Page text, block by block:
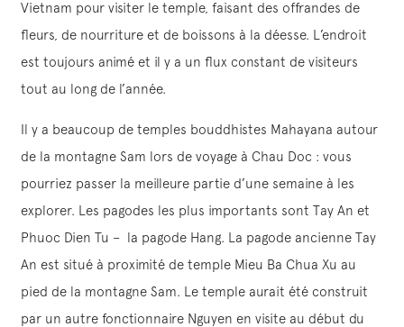
Vietnam pour visiter le temple, faisant des offrandes de
fleurs, de nourriture et de boissons à la déesse. L’endroit
est toujours animé et il y a un flux constant de visiteurs
tout au long de l’année.
Il y a beaucoup de temples bouddhistes Mahayana autour
de la montagne Sam lors de voyage à Chau Doc : vous
pourriez passer la meilleure partie d’une semaine à les
explorer. Les pagodes les plus importants sont Tay An et
Phuoc Dien Tu – la pagode Hang. La pagode ancienne Tay
An est situé à proximité de temple Mieu Ba Chua Xu au
pied de la montagne Sam. Le temple aurait été construit
par un autre fonctionnaire Nguyen en visite au début du